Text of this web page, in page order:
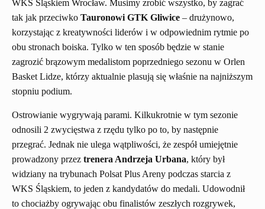
WKS Śląskiem Wrocław. Musimy zrobić wszystko, by zagrać
tak jak przeciwko Tauronowi GTK Gliwice – drużynowo,
korzystając z kreatywności liderów i w odpowiednim rytmie po
obu stronach boiska. Tylko w ten sposób będzie w stanie
zagrozić brązowym medalistom poprzedniego sezonu w Orlen
Basket Lidze, którzy aktualnie plasują się właśnie na najniższym
stopniu podium.
Ostrowianie wygrywają parami. Kilkukrotnie w tym sezonie
odnosili 2 zwycięstwa z rzędu tylko po to, by następnie
przegrać. Jednak nie ulega wątpliwości, że zespół umiejętnie
prowadzony przez trenera Andrzeja Urbana, który był
widziany na trybunach Polsat Plus Areny podczas starcia z
WKS Śląskiem, to jeden z kandydatów do medali. Udowodnił
to chociażby ogrywając obu finalistów zeszłych rozgrywek,